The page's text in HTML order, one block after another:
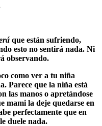
que están sufriendo,
esto no sentirá nada. Ni
observando.
como ver a tu niña
Parece que la niña está
las manos o apretándose
mami la deje quedarse en
perfectamente que en
duele nada.